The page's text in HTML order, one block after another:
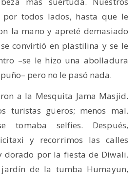
por todos lados, hasta que le
la mano y apreté demasiado
convirtió en plastilina y se le
–se le hizo una abolladura
pero no le pasó nada.
a la Mesquita Jama Masjid.
turistas güeros; menos mal.
tomaba selfies. Después,
y recorrimos las calles
dorado por la fiesta de Diwali.
de la tumba Humayun,